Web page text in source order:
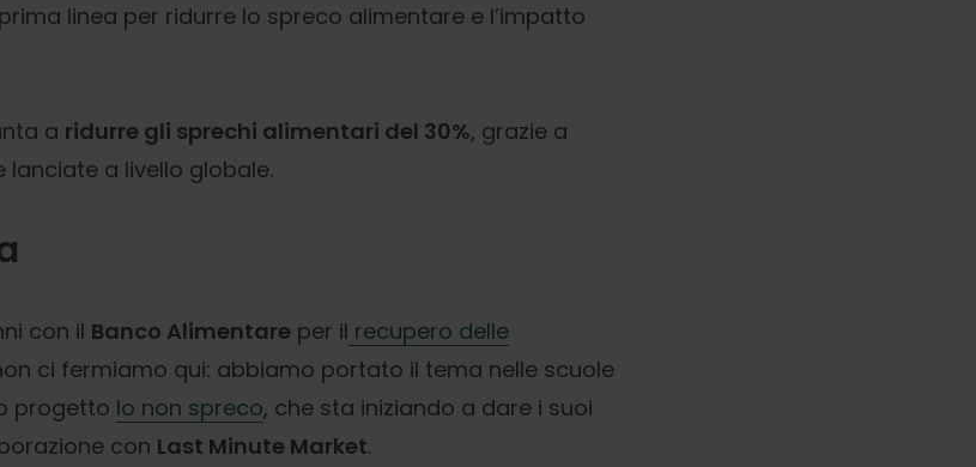
linea per ridurre lo spreco alimentare e l’impatto
a ridurre gli sprechi alimentari del 30%, grazie a
lanciate a livello globale.
con il Banco Alimentare per il recupero delle
ci fermiamo qui: abbiamo portato il tema nelle scuole
progetto Io non spreco, che sta iniziando a dare i suoi
con Last Minute Market.